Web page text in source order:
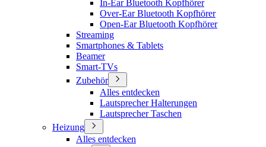
In-Ear Bluetooth Kopfhörer
Over-Ear Bluetooth Kopfhörer
Open-Ear Bluetooth Kopfhörer
Streaming
Smartphones & Tablets
Beamer
Smart-TVs
Zubehör
Alles entdecken
Lautsprecher Halterungen
Lautsprecher Taschen
Heizung
Alles entdecken